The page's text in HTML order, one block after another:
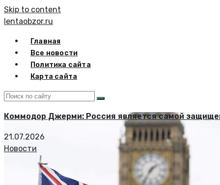
Skip to content
lentaobzor.ru
Главная
Все новости
Политика сайта
Карта сайта
Коммодор Джерми: Россия является самой
21.07.2026
Новости